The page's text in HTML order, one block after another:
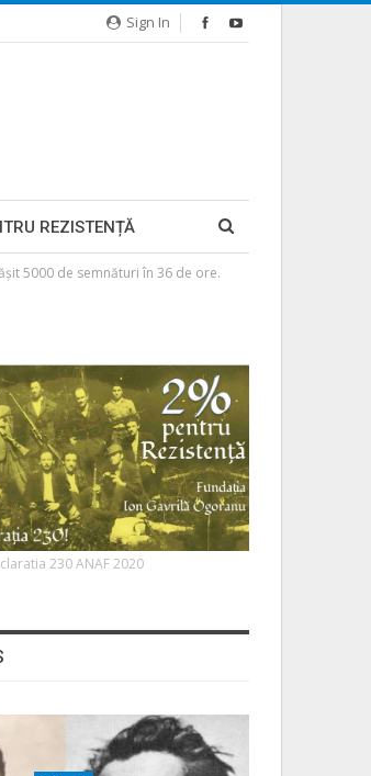
Sign In
REZISTENȚĂ
5000 de semnături în 36 de ore.
230 ANAF 2020